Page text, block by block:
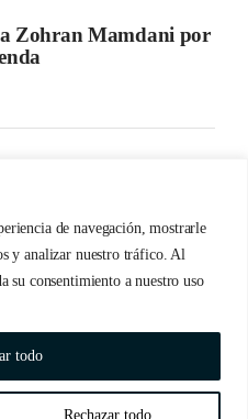
de navegación, mostrarle
y analizar nuestro tráfico. Al
su consentimiento a nuestro uso
Rechazar todo
todo
Zohran Mamdani por